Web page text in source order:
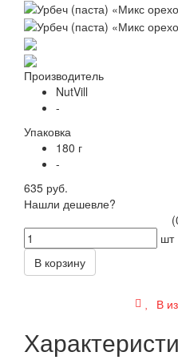
Производитель
NutVill
-
Упаковка
180 г
-
635 руб.
Нашли дешевле?
шт
В корзину
В